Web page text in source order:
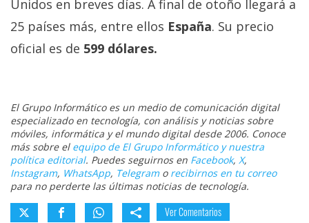
Unidos en breves días. A final de otoño llegará a
25 países más, entre ellos España. Su precio
oficial es de 599 dólares.
El Grupo Informático es un medio de comunicación digital
especializado en tecnología, con análisis y noticias sobre
móviles, informática y el mundo digital desde 2006. Conoce
más sobre el equipo de El Grupo Informático y nuestra
política editorial. Puedes seguirnos en Facebook, X,
Instagram, WhatsApp, Telegramo recibirnos en tu correo
para no perderte las últimas noticias de tecnología.
Ver Comentarios